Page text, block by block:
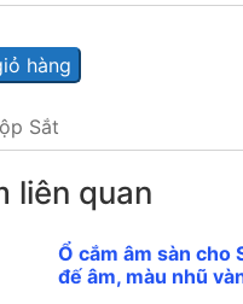
hàng
Sắt
liên quan
Ổ cắm âm sàn cho
đế âm, màu nhũ